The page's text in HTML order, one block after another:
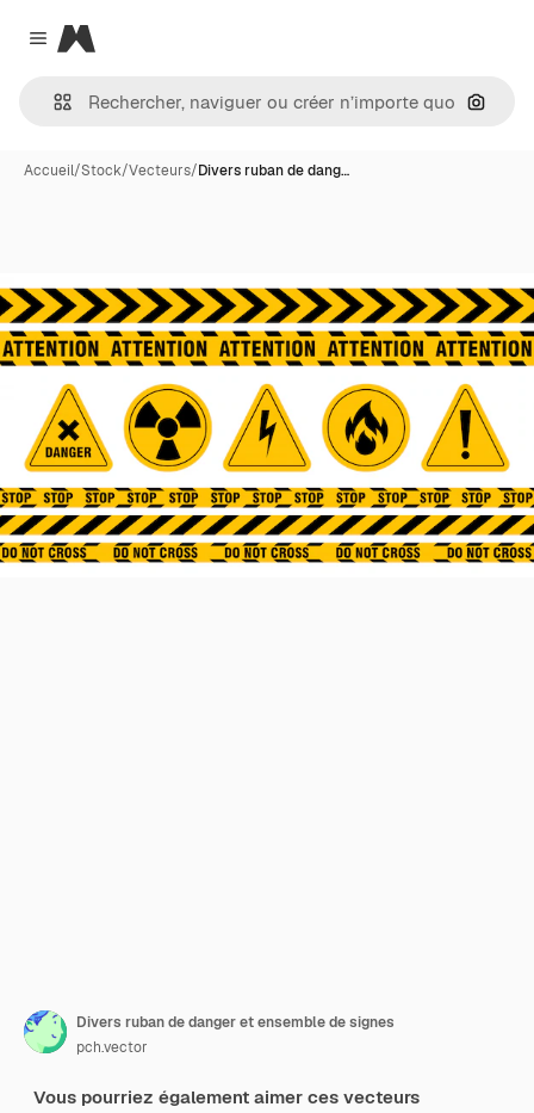
Close menu
Magnific
Accueil/Stock/Vecteurs/Divers ruban de dang…
Divers ruban de danger et ensemble de signes
pch.vector
Vous pourriez également aimer ces vecteurs